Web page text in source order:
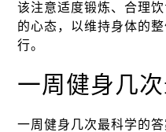
该注意适度锻炼、合理
的心态，以维持身体的
行。
一周健身几
一周健身几次最科学的